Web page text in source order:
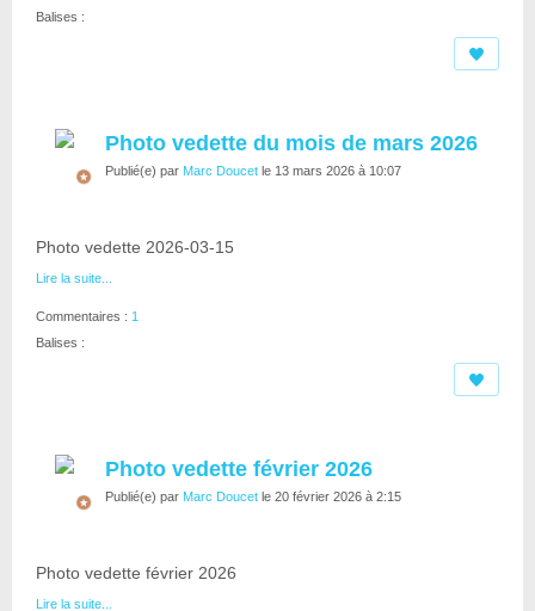
Balises :
Photo vedette du mois de mars 2026
Publié(e) par Marc Doucet le 13 mars 2026 à 10:07
Photo vedette 2026-03-15
Lire la suite...
Commentaires : 1
Balises :
Photo vedette février 2026
Publié(e) par Marc Doucet le 20 février 2026 à 2:15
Photo vedette février 2026
Lire la suite...